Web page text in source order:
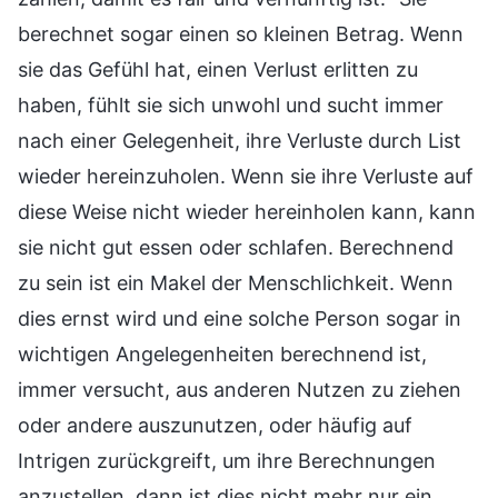
berechnet sogar einen so kleinen Betrag. Wenn
sie das Gefühl hat, einen Verlust erlitten zu
haben, fühlt sie sich unwohl und sucht immer
nach einer Gelegenheit, ihre Verluste durch List
wieder hereinzuholen. Wenn sie ihre Verluste auf
diese Weise nicht wieder hereinholen kann, kann
sie nicht gut essen oder schlafen. Berechnend
zu sein ist ein Makel der Menschlichkeit. Wenn
dies ernst wird und eine solche Person sogar in
wichtigen Angelegenheiten berechnend ist,
immer versucht, aus anderen Nutzen zu ziehen
oder andere auszunutzen, oder häufig auf
Intrigen zurückgreift, um ihre Berechnungen